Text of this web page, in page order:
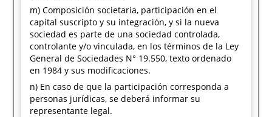
m) Composición societaria, participación en el
capital suscripto y su integración, y si la nueva
sociedad es parte de una sociedad controlada,
controlante y/o vinculada, en los términos de la Ley
General de Sociedades N° 19.550, texto ordenado
en 1984 y sus modificaciones.
n) En caso de que la participación corresponda a
personas jurídicas, se deberá informar su
representante legal.